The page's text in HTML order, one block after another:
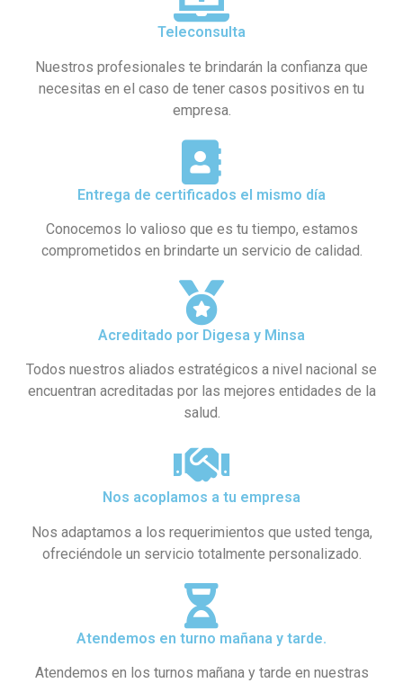
Teleconsulta
Nuestros profesionales te brindarán la confianza que
necesitas en el caso de tener casos positivos en tu
empresa.
Entrega de certificados el mismo día
Conocemos lo valioso que es tu tiempo, estamos
comprometidos en brindarte un servicio de calidad.
Acreditado por Digesa y Minsa​
Todos nuestros aliados estratégicos a nivel nacional se
encuentran acreditadas por las mejores entidades de la
salud.
Nos acoplamos a tu empresa
Nos adaptamos a los requerimientos que usted tenga,
ofreciéndole un servicio totalmente personalizado.
Atendemos en turno mañana y tarde.
Atendemos en los turnos mañana y tarde en nuestras